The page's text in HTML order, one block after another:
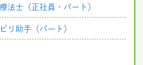
法士（正社員・パート）
リ助手（パート）